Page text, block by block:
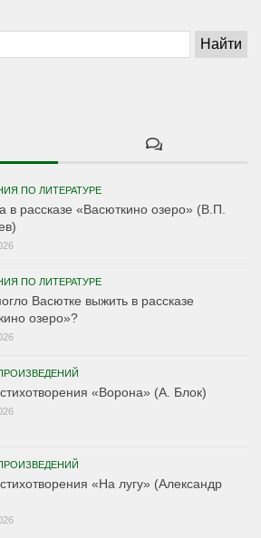
ПО ЛИТЕРАТУРЕ
в рассказе «Васюткино озеро» (В.П.
ПО ЛИТЕРАТУРЕ
Васютке выжить в рассказе
озеро»?
«Ворона» (А. Блок)
«На лугу» (Александр